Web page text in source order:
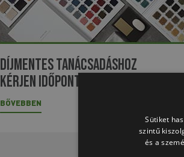
Díjmentes tanácsadáshoz
kérjen időpontot
BŐVEBBEN
Sütiket
szintű
és a